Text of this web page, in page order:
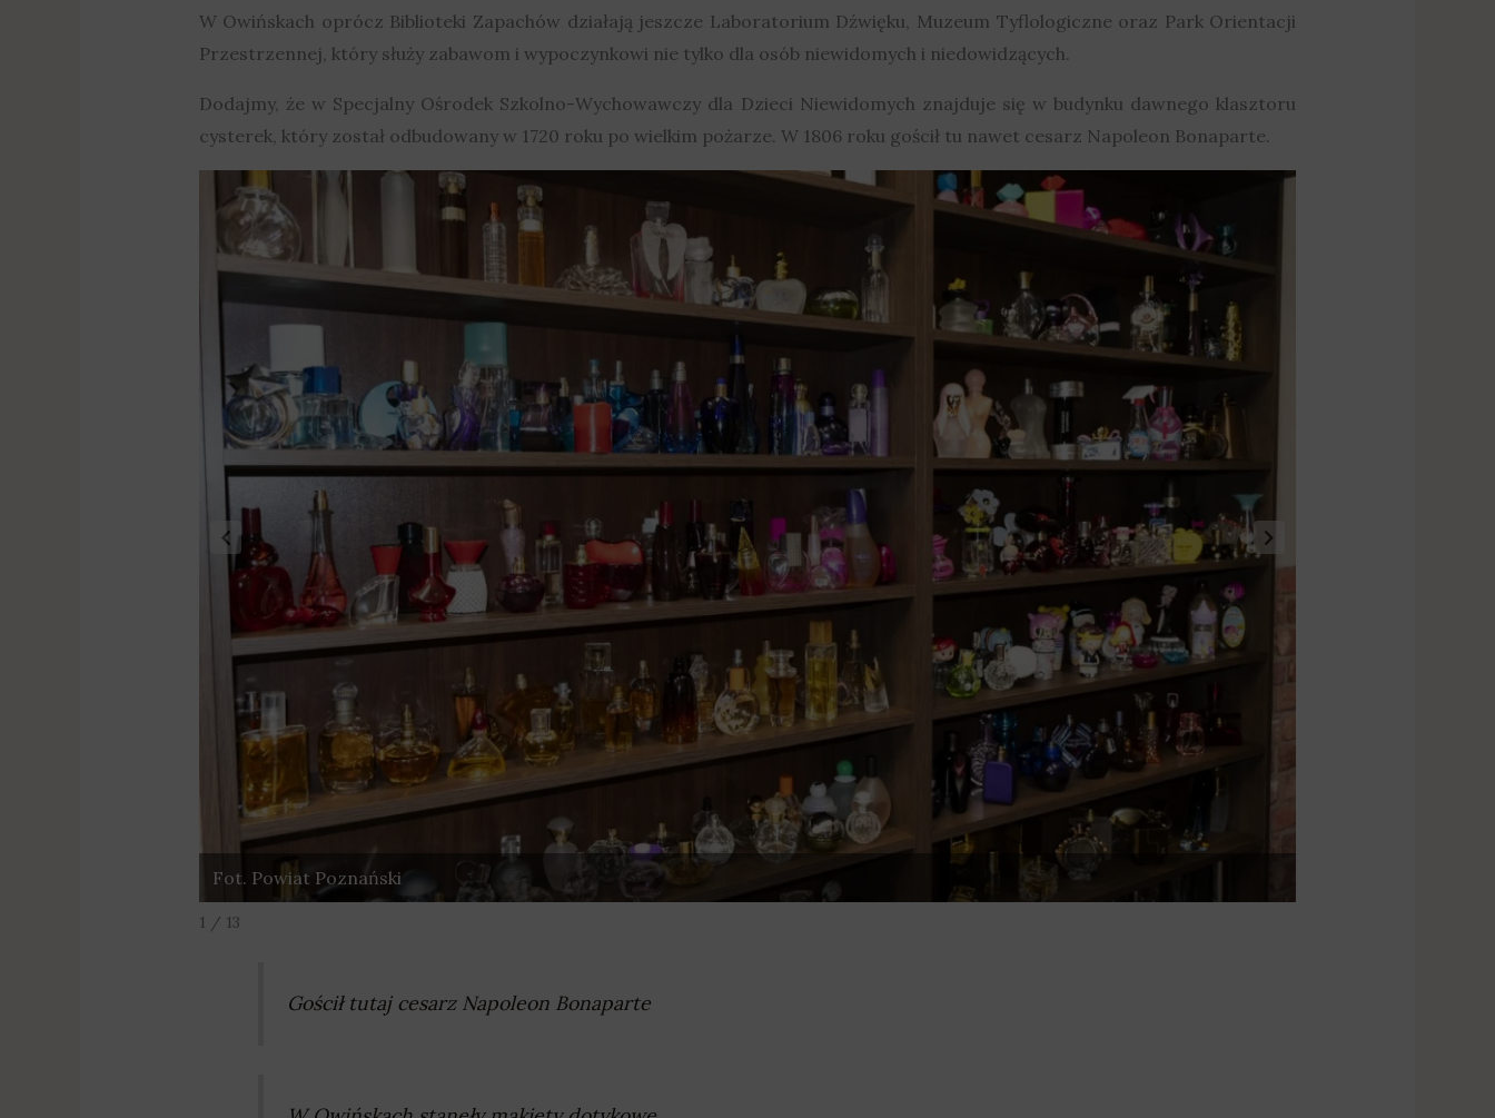
W Owińskach oprócz Biblioteki Zapachów działają jeszcze Laboratorium Dźwięku, Muzeum Tyflologiczne oraz Park Orientacji
Przestrzennej, który służy zabawom i wypoczynkowi nie tylko dla osób niewidomych i niedowidzących.
Dodajmy, że w Specjalny Ośrodek Szkolno-Wychowawczy dla Dzieci Niewidomych znajduje się w budynku dawnego klasztoru
cysterek, który został odbudowany w 1720 roku po wielkim pożarze. W 1806 roku gościł tu nawet cesarz Napoleon Bonaparte.
Fot. Powiat Poznański
1 / 13
Gościł tutaj cesarz Napoleon Bonaparte